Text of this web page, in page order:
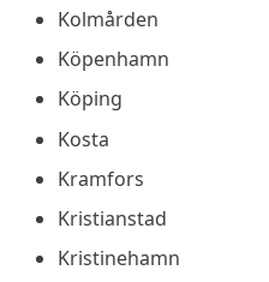
Kolmården
Köpenhamn
Köping
Kosta
Kramfors
Kristianstad
Kristinehamn